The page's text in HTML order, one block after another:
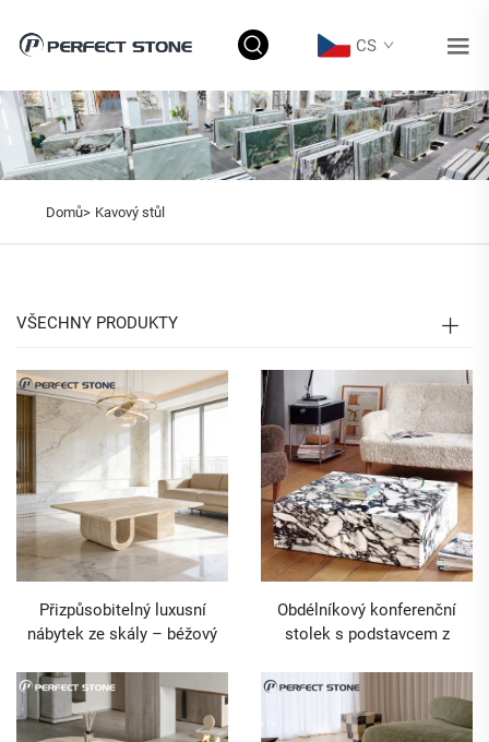
CS
Domů> Kavový stůl
VŠECHNY PRODUKTY
Přizpůsobitelný luxusní
nábytek ze skály – béžový
stolek na prodej
Obdélníkový konferenční
stolek s podstavcem z